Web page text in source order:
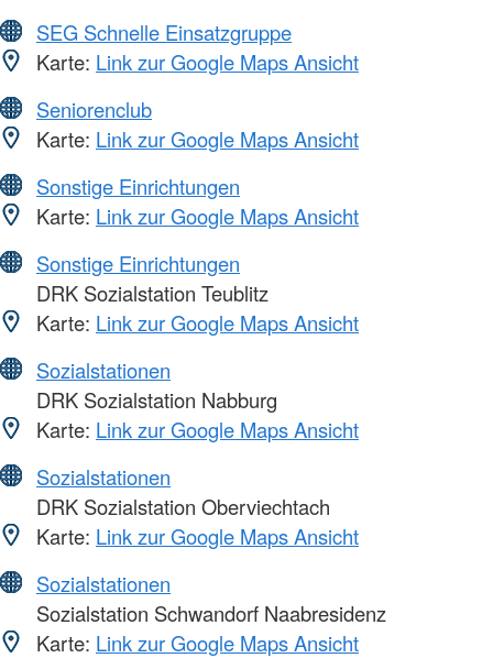
SEG Schnelle Einsatzgruppe
Karte: Link zur Google Maps Ansicht
Seniorenclub
Karte: Link zur Google Maps Ansicht
Sonstige Einrichtungen
Karte: Link zur Google Maps Ansicht
Sonstige Einrichtungen
DRK Sozialstation Teublitz
Karte: Link zur Google Maps Ansicht
Sozialstationen
DRK Sozialstation Nabburg
Karte: Link zur Google Maps Ansicht
Sozialstationen
DRK Sozialstation Oberviechtach
Karte: Link zur Google Maps Ansicht
Sozialstationen
Sozialstation Schwandorf Naabresidenz
Karte: Link zur Google Maps Ansicht